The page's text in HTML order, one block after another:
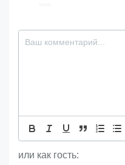
или как гость: